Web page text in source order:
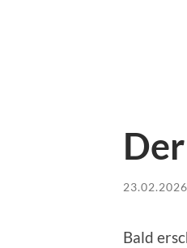
23.02.2026
Bald